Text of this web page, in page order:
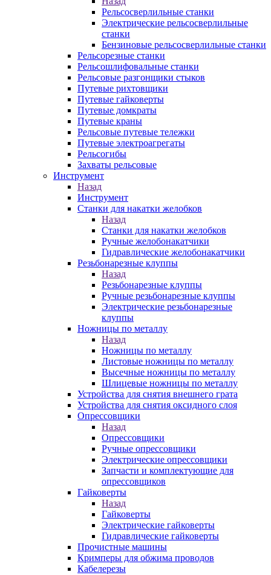
Рельсосверлильные станки
Электрические рельсосверлильные
станки
Бензиновые рельсосверлильные станки
Рельсорезные станки
Рельсошлифовальные станки
Рельсовые разгонщики стыков
Путевые рихтовщики
Путевые гайковерты
Путевые домкраты
Путевые краны
Рельсовые путевые тележки
Путевые электроагрегаты
Рельсогибы
Захваты рельсовые
Инструмент
Назад
Инструмент
Станки для накатки желобков
Назад
Станки для накатки желобков
Ручные желобонакатчики
Гидравлические желобонакатчики
Резьбонарезные клуппы
Назад
Резьбонарезные клуппы
Ручные резьбонарезные клуппы
Электрические резьбонарезные
клуппы
Ножницы по металлу
Назад
Ножницы по металлу
Листовые ножницы по металлу
Высечные ножницы по металлу
Шлицевые ножницы по металлу
Устройства для снятия внешнего грата
Устройства для снятия оксидного слоя
Опрессовщики
Назад
Опрессовщики
Ручные опрессовщики
Электрические опрессовщики
Запчасти и комплектующие для
опрессовщиков
Гайковерты
Назад
Гайковерты
Электрические гайковерты
Гидравлические гайковерты
Прочистные машины
Кримперы для обжима проводов
Кабелерезы